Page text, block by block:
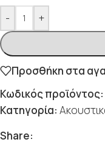
- +
Προσθήκη στα
Κωδικός προϊόντος:
Κατηγορία:
Share: